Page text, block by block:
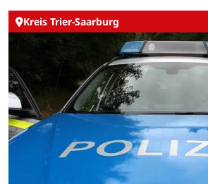
Kreis Trier-Saarburg